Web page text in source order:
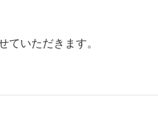
ていただきます。